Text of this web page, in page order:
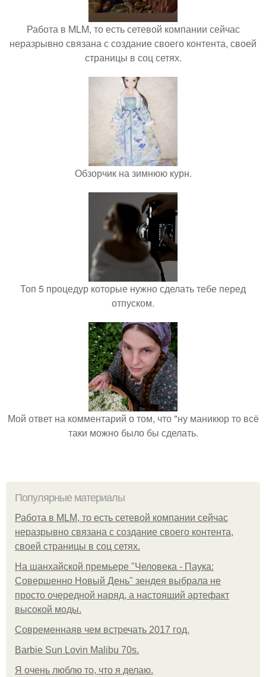
Работа в MLM, то есть сетевой компании сейчас
неразрывно связана с создание своего контента, своей
страницы в соц сетях.
Обзорчик на зимнюю курн.
Топ 5 процедур которые нужно сделать тебе перед
отпуском.
Мой ответ на комментарий о том, что "ну маникюр то всё
таки можно было бы сделать.
Популярные материалы
Работа в MLM, то есть сетевой компании сейчас
неразрывно связана с создание своего контента,
своей страницы в соц сетях.
На шанхайской премьере "Человека - Паука:
Совершенно Новый День" зендея выбрала не
просто очередной наряд, а настоящий артефакт
высокой моды.
Современнаяв чем встречать 2017 год.
Barbie Sun Lovin Malibu 70s.
Я очень люблю то, что я делаю.